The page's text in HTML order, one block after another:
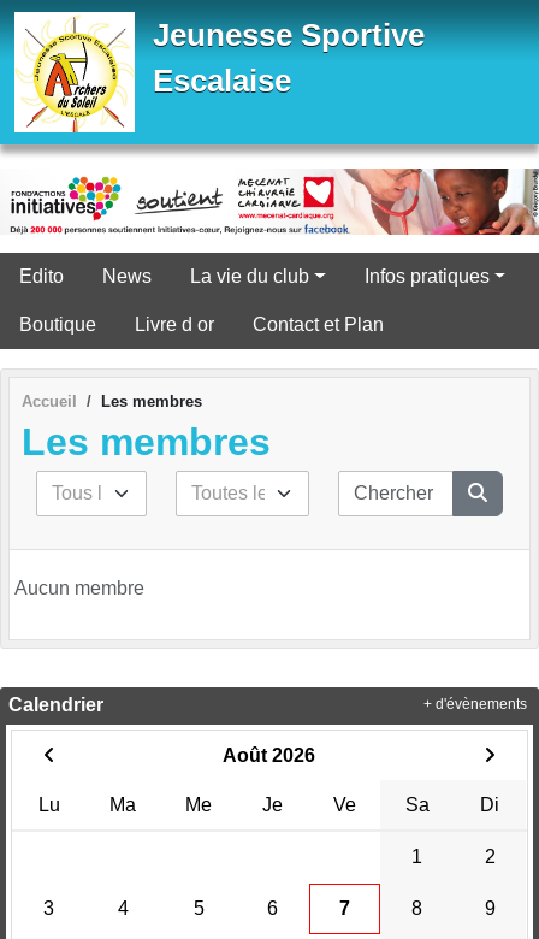
Jeunesse Sportive
Escalaise
Edito News La vie du club Infos pratiques
Boutique Livre d or Contact et Plan
Accueil Les membres
Les membres
Aucun membre
Calendrier
Août 2026
Lu Ma Me Je Ve Sa Di
1 2
3 4 5 6 7 8 9
+ d'évènements
Panneau de gestion des cookies